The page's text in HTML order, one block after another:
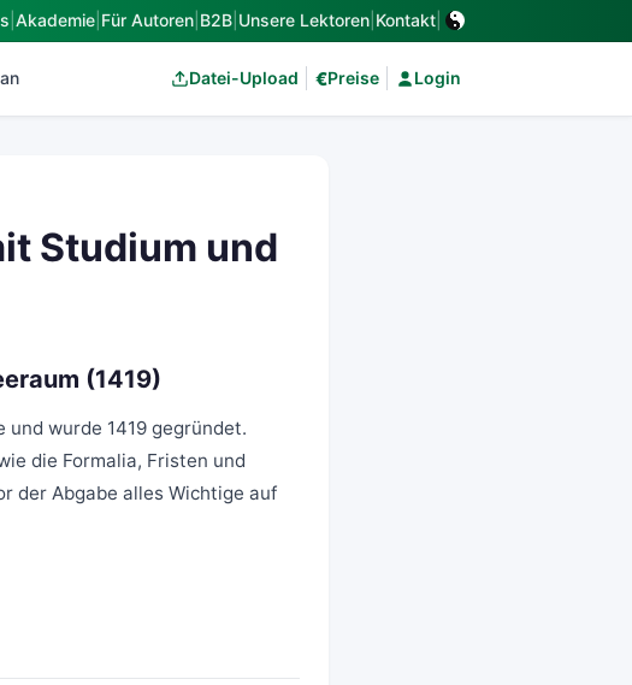
Akademie Für Autoren B2B Unsere Lektoren Kontakt
Datei-Upload €Preise Login
Studium und
(1419)
wurde 1419 gegründet.
die Formalia, Fristen und
der Abgabe alles Wichtige auf